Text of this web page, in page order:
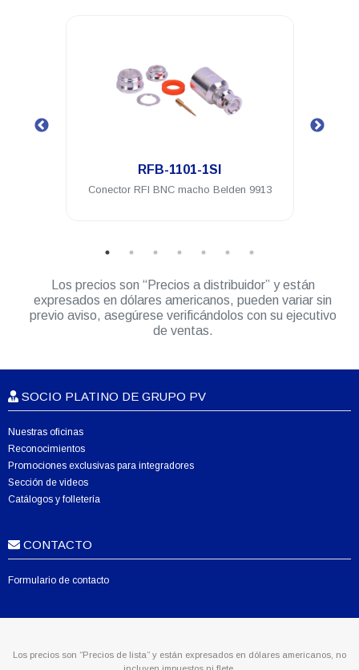
RFB-1101-1SI
Conector RFI BNC macho Belden 9913
Los precios son “Precios a distribuidor” y están
expresados en dólares americanos, pueden variar sin
previo aviso, asegúrese verificándolos con su ejecutivo
de ventas.
SOCIO PLATINO DE GRUPO PV
Nuestras oficinas
Reconocimientos
Promociones exclusivas para integradores
Sección de videos
Catálogos y folletería
CONTACTO
Formulario de contacto
Los precios son “Precios de lista” y están expresados en dólares americanos, no